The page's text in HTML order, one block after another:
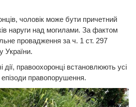
чоловік може бути причетний
наруги над могилами. За фактом
провадження за ч. 1 ст. 297
України.
дії, правоохоронці встановлюють усі
правопорушення.